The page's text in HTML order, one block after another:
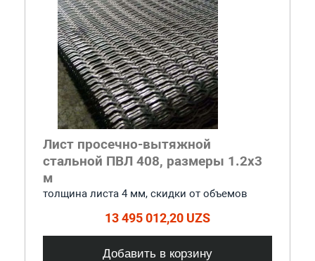
Лист просечно-вытяжной
стальной ПВЛ 408, размеры 1.2x3
м
толщина листа 4 мм, cкидки от объемов
13 495 012,20 UZS
Добавить в корзину